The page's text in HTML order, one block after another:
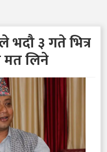
भदौ ३ गते भित्र
मत लिने